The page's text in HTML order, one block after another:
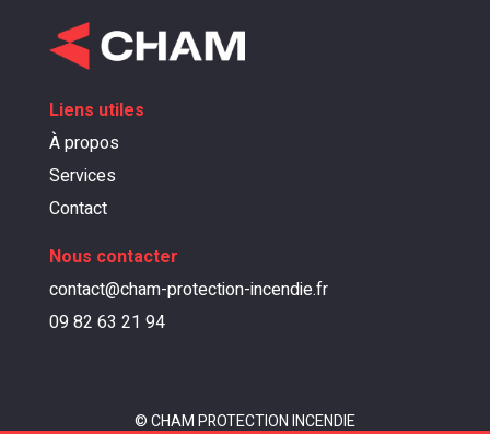
Liens utiles
À propos
Services
Contact
Nous contacter
contact@cham-protection-incendie.fr
‪09 82 63 21 94
© CHAM PROTECTION INCENDIE